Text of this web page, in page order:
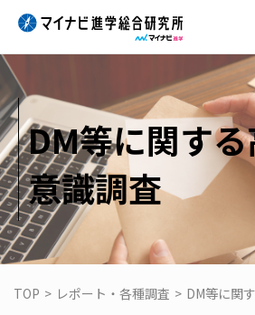
DM等に関す
意識調査
TOP > レポート・各種調査 > DM等に関